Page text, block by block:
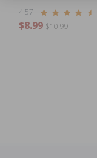
4.57
$8.99 $10.99